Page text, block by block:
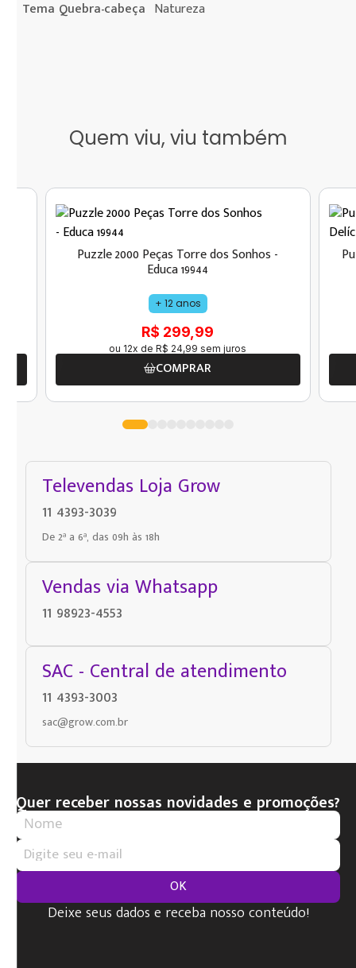
Tema Quebra-cabeça Natureza
Quem viu, viu também
Puzzle 2000 Peças Torre dos Sonhos -
Educa 19944
+ 12 anos
R$ 299,99
ou 12x deR$ 24,99 sem juros
COMPRAR
Televendas Loja Grow
11 4393-3039
De 2ª a 6ª, das 09h às 18h
Vendas via Whatsapp
11 98923-4553
SAC - Central de atendimento
11 4393-3003
sac@grow.com.br
Quer receber nossas novidades e promoções?
OK
Deixe seus dados e receba nosso conteúdo!